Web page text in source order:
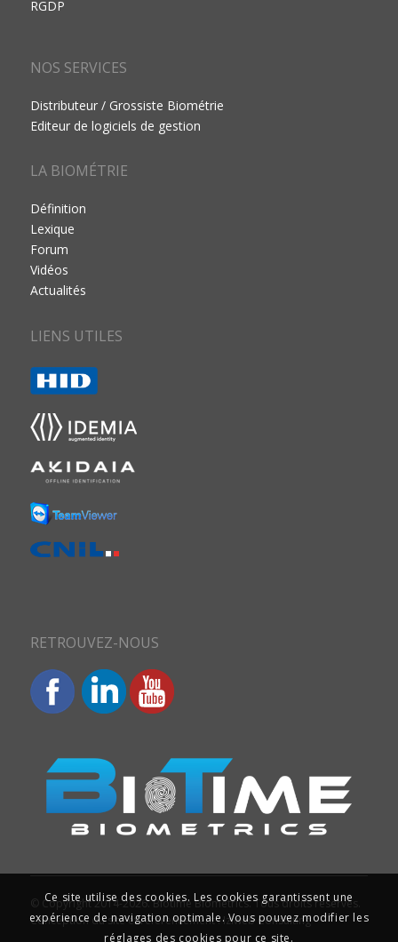
RGDP
NOS SERVICES
Distributeur / Grossiste Biométrie
Editeur de logiciels de gestion
LA BIOMÉTRIE
Définition
Lexique
Forum
Vidéos
Actualités
LIENS UTILES
RETROUVEZ-NOUS
© Copyright 2014-2026. Biotime Biometrics. Tous droits réservés.
Conception du site et référencement : Iziweb Consulting
Ce site utilise des cookies. Les cookies garantissent une
expérience de navigation optimale. Vous pouvez modifier les
réglages des cookies pour ce site.